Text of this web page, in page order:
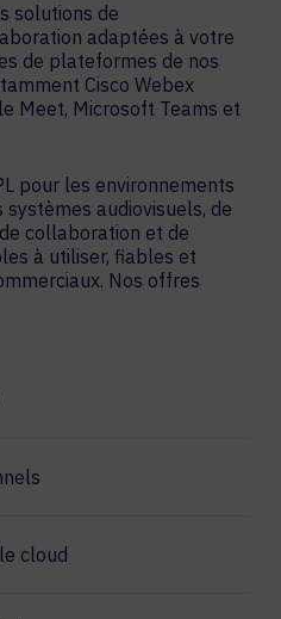
solutions de
adaptées à votre
de plateformes de nos
Cisco Webex
Meet, Microsoft Teams et
pour les environnements
audiovisuels, de
collaboration et de
à utiliser, fiables et
Nos offres
cloud